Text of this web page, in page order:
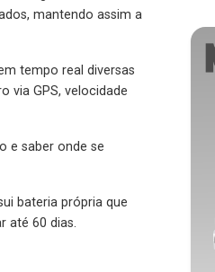
mantendo assim a
tempo real diversas
via GPS, velocidade
e saber onde se
bateria própria que
até 60 dias.